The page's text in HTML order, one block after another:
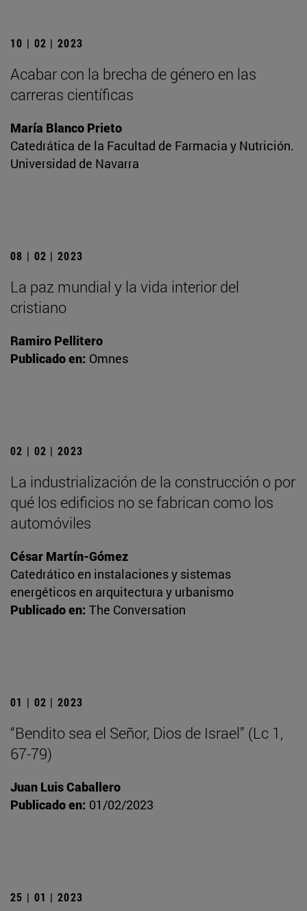
10 | 02 | 2023
Acabar con la brecha de género en las
carreras científicas
María Blanco Prieto
Catedrática de la Facultad de Farmacia y Nutrición.
Universidad de Navarra
08 | 02 | 2023
La paz mundial y la vida interior del
cristiano
Ramiro Pellitero
Publicado en: Omnes
02 | 02 | 2023
La industrialización de la construcción o por
qué los edificios no se fabrican como los
automóviles
César Martín-Gómez
Catedrático en instalaciones y sistemas
energéticos en arquitectura y urbanismo
Publicado en: The Conversation
01 | 02 | 2023
“Bendito sea el Señor, Dios de Israel” (Lc 1,
67-79)
Juan Luis Caballero
Publicado en: 01/02/2023
25 | 01 | 2023